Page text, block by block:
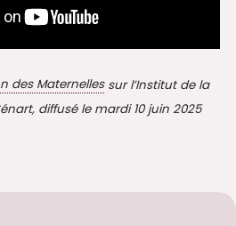
des Maternellessur l’Institut de la
diffusé le mardi 10 juin 2025